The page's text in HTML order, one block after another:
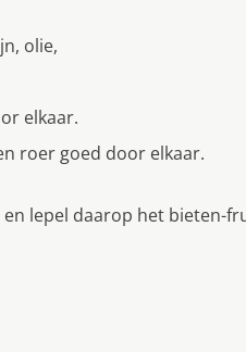
olie,
elkaar.
roer goed door elkaar.
lepel daarop het bieten-